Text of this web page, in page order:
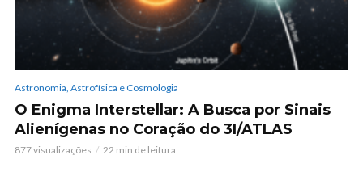
Astronomia, Astrofísica e Cosmologia
O Enigma Interstellar: A Busca por Sinais
Alienígenas no Coração do 3I/ATLAS
877 visualizações 22 min de leitura